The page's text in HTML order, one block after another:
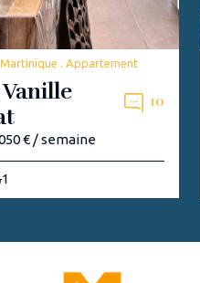
. Appartement
10
€ / semaine
1